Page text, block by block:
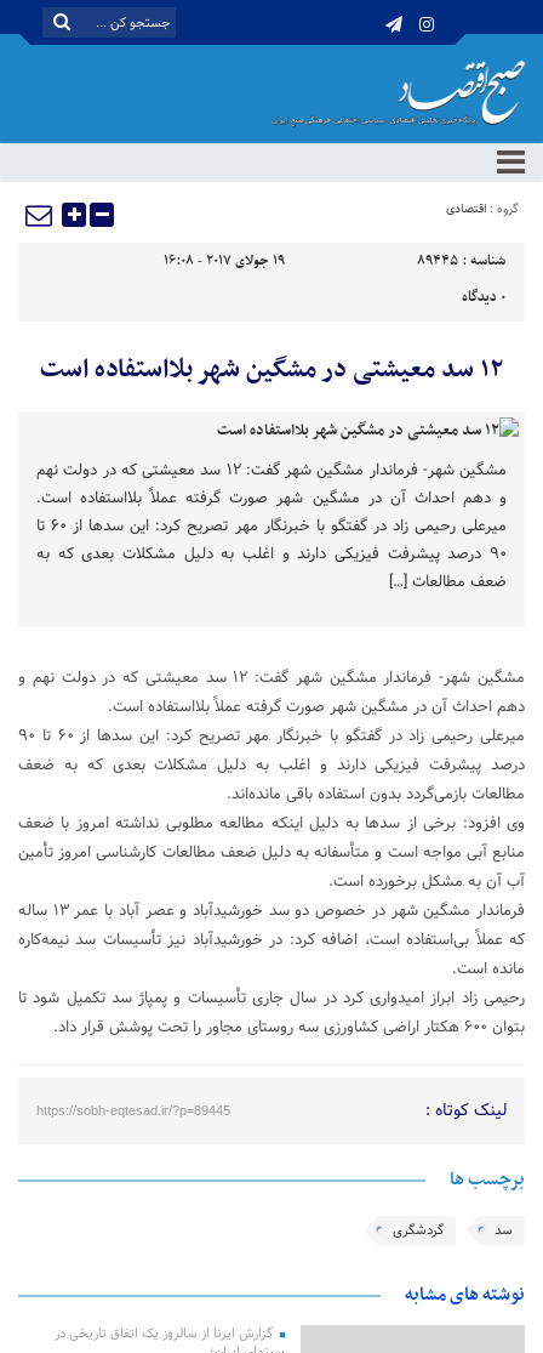
گروه : اقتصادی
شناسه : 89445
19 جولای 2017 - 16:08
0 دیدگاه
۱۲ سد معیشتی در مشگین شهر بلااستفاده است
مشگین شهر- فرماندار مشگین شهر گفت: ۱۲ سد معیشتی که در دولت نهم
و دهم احداث آن در مشگین شهر صورت گرفته عملاً بلااستفاده است.
میرعلی رحیمی زاد در گفتگو با خبرنگار مهر تصریح کرد: این سدها از ۶۰ تا
۹۰ درصد پیشرفت فیزیکی دارند و اغلب به دلیل مشکلات بعدی که به
ضعف مطالعات […]
مشگین شهر- فرماندار مشگین شهر گفت: ۱۲ سد معیشتی که در دولت نهم و
دهم احداث آن در مشگین شهر صورت گرفته عملاً بلااستفاده است.
میرعلی رحیمی زاد در گفتگو با خبرنگار مهر تصریح کرد: این سدها از ۶۰ تا ۹۰
درصد پیشرفت فیزیکی دارند و اغلب به دلیل مشکلات بعدی که به ضعف
مطالعات بازمی‌گردد بدون استفاده باقی مانده‌اند.
وی افزود: برخی از سدها به دلیل اینکه مطالعه مطلوبی نداشته امروز با ضعف
منابع آبی مواجه است و متأسفانه به دلیل ضعف مطالعات کارشناسی امروز تأمین
آب آن به مشکل برخورده است.
فرماندار مشگین شهر در خصوص دو سد خورشیدآباد و عصر آباد با عمر ۱۳ ساله
که عملاً بی‌استفاده است، اضافه کرد: در خورشیدآباد نیز تأسیسات سد نیمه‌کاره
مانده است.
رحیمی زاد ابراز امیدواری کرد در سال جاری تأسیسات و پمپاژ سد تکمیل شود تا
بتوان ۶۰۰ هکتار اراضی کشاورزی سه روستای مجاور را تحت پوشش قرار داد.
لینک کوتاه : https://sobh-eqtesad.ir/?p=89445
برچسب ها
سد گردشگری
نوشته های مشابه
گزارش ایرنا از سالروز یک اتفاق تاریخی در